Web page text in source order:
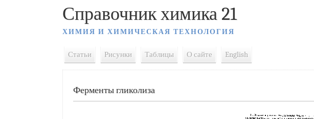
Справочник химика 21
ХИМИЯ И ХИМИЧЕСКАЯ ТЕХНОЛОГИЯ
Статьи Рисунки Таблицы О сайте English
Ферменты гликолиза